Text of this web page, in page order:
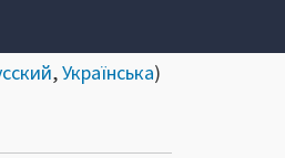
,Українська)